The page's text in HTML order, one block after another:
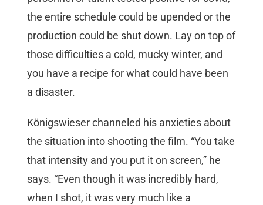
the entire schedule could be upended or the
production could be shut down. Lay on top of
those difficulties a cold, mucky winter, and
you have a recipe for what could have been
a disaster.
Königswieser channeled his anxieties about
the situation into shooting the film. “You take
that intensity and you put it on screen,” he
says. “Even though it was incredibly hard,
when I shot, it was very much like a